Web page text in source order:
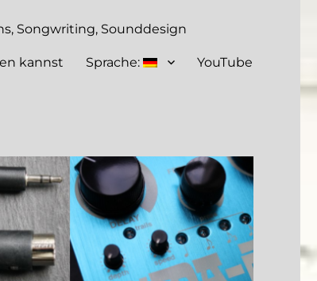
Songwriting, Sounddesign
kannst Sprache: YouTube